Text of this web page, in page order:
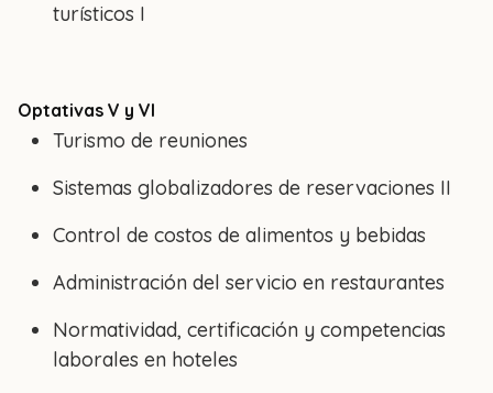
turísticos I
Optativas V y VI
Turismo de reuniones
Sistemas globalizadores de reservaciones II
Control de costos de alimentos y bebidas
Administración del servicio en restaurantes
Normatividad, certificación y competencias
laborales en hoteles